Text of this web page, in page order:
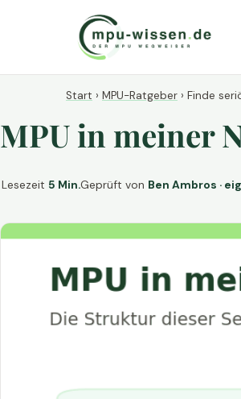
Start › MPU-Ratgeber › Finde
MPU in meiner
Lesezeit 5 Min.Geprüft von Ben Ambros ·